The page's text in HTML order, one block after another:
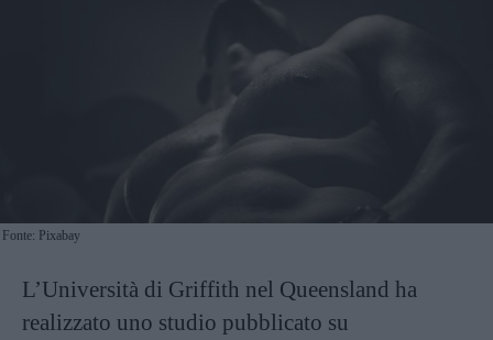
Fonte: Pixabay
L’Università di Griffith nel Queensland ha
realizzato uno studio pubblicato su